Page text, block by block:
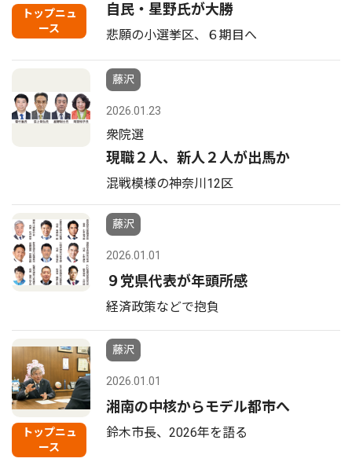
トップニュ
ース
自民・星野氏が大勝
悲願の小選挙区、６期目へ
藤沢
2026.01.23
衆院選
現職２人、新人２人が出馬か
混戦模様の神奈川12区
藤沢
2026.01.01
９党県代表が年頭所感
経済政策などで抱負
トップニュ
ース
藤沢
2026.01.01
湘南の中核からモデル都市へ
鈴木市長、2026年を語る